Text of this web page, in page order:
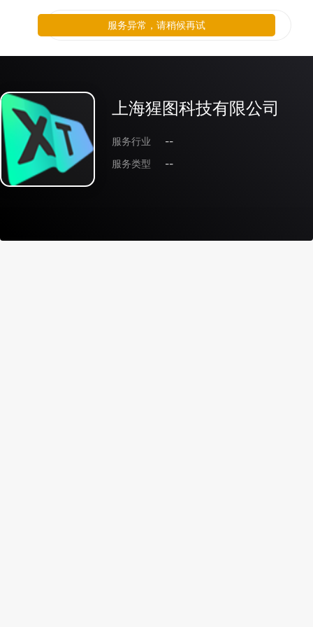
上海猩图科技有限公司
服务行业
--
服务类型
--
服务异常，请稍候再试